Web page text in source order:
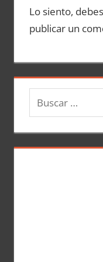
Lo siento,
publicar un
u
s
c